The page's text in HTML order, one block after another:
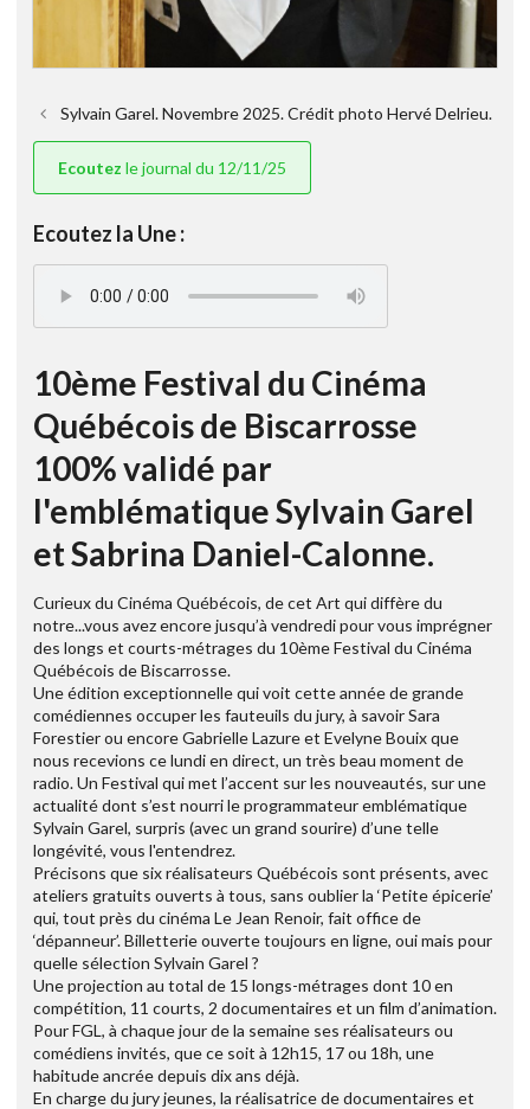
Sylvain Garel. Novembre 2025. Crédit photo Hervé Delrieu.
Ecoutez le journal du 12/11/25
Ecoutez la Une :
10ème Festival du Cinéma
Québécois de Biscarrosse
100% validé par
l'emblématique Sylvain Garel
et Sabrina Daniel-Calonne.
Curieux du Cinéma Québécois, de cet Art qui diffère du
notre...vous avez encore jusqu’à vendredi pour vous imprégner
des longs et courts-métrages du 10ème Festival du Cinéma
Québécois de Biscarrosse.
Une édition exceptionnelle qui voit cette année de grande
comédiennes occuper les fauteuils du jury, à savoir Sara
Forestier ou encore Gabrielle Lazure et Evelyne Bouix que
nous recevions ce lundi en direct, un très beau moment de
radio. Un Festival qui met l’accent sur les nouveautés, sur une
actualité dont s’est nourri le programmateur emblématique
Sylvain Garel, surpris (avec un grand sourire) d’une telle
longévité, vous l'entendrez.
Précisons que six réalisateurs Québécois sont présents, avec
ateliers gratuits ouverts à tous, sans oublier la ‘Petite épicerie’
qui, tout près du cinéma Le Jean Renoir, fait office de
‘dépanneur’. Billetterie ouverte toujours en ligne, oui mais pour
quelle sélection Sylvain Garel ?
Une projection au total de 15 longs-métrages dont 10 en
compétition, 11 courts, 2 documentaires et un film d’animation.
Pour FGL, à chaque jour de la semaine ses réalisateurs ou
comédiens invités, que ce soit à 12h15, 17 ou 18h, une
habitude ancrée depuis dix ans déjà.
En charge du jury jeunes, la réalisatrice de documentaires et